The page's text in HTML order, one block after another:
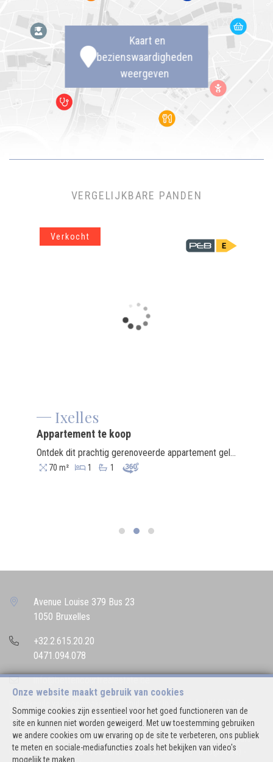
Kaart en
bezienswaardigheden
weergeven
VERGELIJKBARE PANDEN
Verkocht
Ixelles
Appartement te koop
Ontdek dit prachtig gerenoveerde appartement gelegen in een huis in eclectische stijl gebouwd in 1902 door architect Jules Mataigne, ideaal gelegen tussen de vijvers van Elsene en de emblematische Louizalaan. Dit pand is onlangs eind 2024 gerenoveerd en beschikt over hoogwaardige materialen, airconditioning en op maat gemaakte meubels, waaronder planken, een bureau en een kleedkamer grenzend aan de mooie badkamer. Perfect voor veeleisende kopers die op zoek zijn naar een stijlvolle uitvalsbasis in Brussel, dit appartement is klaar voor onmiddellijke bewoning! Het is een uitstekende keuze voor bedrijfsleiders, vertegenwoordigers, hoge ambtenaren of andere professionals die regelmatig Brussel bezoeken. Dit appartement biedt ook een fantastische kans voor bedrijven die hun leidinggevenden, klanten of belangrijke partners hoogwaardige accommodatie in een prestigieuze omgeving willen aanbieden. Mis dit uitzonderlijke pand niet, dat een exclusieve kans biedt op een premium BETTENCOURT vastgoedaanbod.
70 m² 1 1
Onze website maakt gebruik van cookies
Sommige cookies zijn essentieel voor het goed functioneren van de
site en kunnen niet worden geweigerd. Met uw toestemming gebruiken
we andere cookies om uw ervaring op de site te verbeteren, ons publiek
te meten en sociale-mediafuncties zoals het bekijken van video's
mogelijk te maken.
Avenue Louise 379 Bus 23
1050 Bruxelles
+32.2.615.20.20
0471.094.078
info@bettencourtrealestate.be
Ondernemingsnummer : BTW BE 0544.346.974
Toezichthoudende Autoriteit : Beroepinstituut van Vastgoedmakelaars
Luxemburgstraat, 16B - 1000 Brussel (+32 2 505 38 50 - info@biv.be) -